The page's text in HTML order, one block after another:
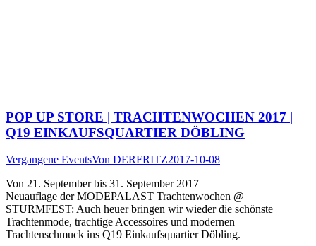
POP UP STORE | TRACHTENWOCHEN 2017 |
Q19 EINKAUFSQUARTIER DÖBLING
Vergangene EventsVon DERFRITZ2017-10-08
Von 21. September bis 31. September 2017
Neuauflage der MODEPALAST Trachtenwochen @
STURMFEST: Auch heuer bringen wir wieder die schönste
Trachtenmode, trachtige Accessoires und modernen
Trachtenschmuck ins Q19 Einkaufsquartier Döbling.